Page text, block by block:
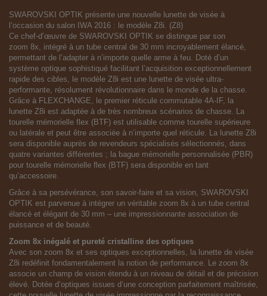
SWAROVSKI OPTIK présente une nouvelle lunette de visée à
l’occasion du salon IWA 2016 : le modèle Z8i. (Z8)
Ce chef-d’œuvre de SWAROVSKI OPTIK se distingue par son
zoom 8x, intégré à un tube central de 30 mm incroyablement élancé,
permettant de l’adapter à n’importe quelle arme à feu. Doté d’un
système optique sophistiqué facilitant l’acquisition exceptionnellement
rapide des cibles, le modèle Z8i est une lunette de visée ultra-
performante, résolument révolutionnaire dans le monde de la chasse.
Grâce à FLEXCHANGE, le premier réticule commutable 4A-IF, la
lunette Z8i est adaptée à de très nombreux scénarios de chasse. La
tourelle mémorielle flex (BTF) est utilisable comme tourelle supérieure
ou latérale et peut être associée à n’importe quel réticule. La lunette Z8i
sera disponible auprès de revendeurs spécialisés sélectionnés, dans
quatre variantes différentes ; la bague mémorielle personnalisée (PBR)
pour tourelle mémorielle flex (BTF) sera disponible en tant
qu’accessoire.
Grâce à sa persévérance, son savoir-faire et sa vision, SWAROVSKI
OPTIK est parvenue à intégrer un véritable zoom 8x à un tube central
élancé et élégant de 30 mm – une impressionnante association de
puissance et de beauté.
Zoom 8x inégalé et pureté cristalline des optiques
Avec son zoom 8x et ses optiques exceptionnelles, la lunette de visée
Z8i redéfinit fondamentalement la notion de performance. Le zoom 8x
associe un champ de vision étendu à un niveau de détail et de précision
élevé. Dotée d’optiques issues d’une conception parfaitement maîtrisée,